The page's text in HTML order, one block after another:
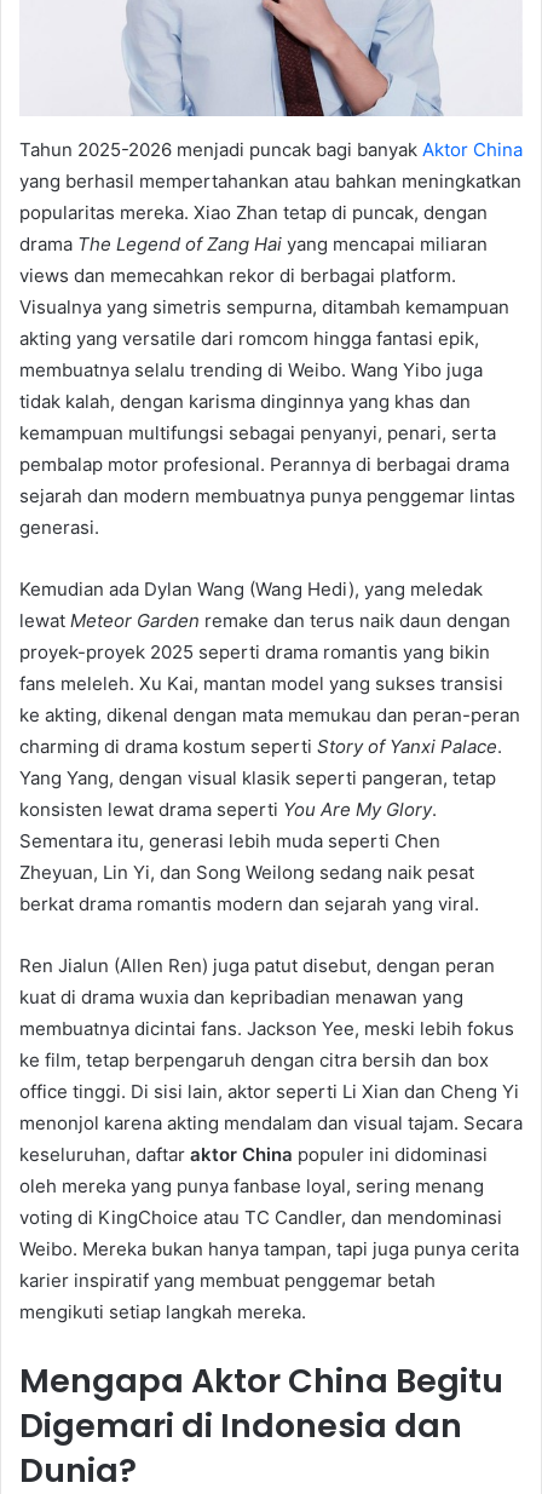
Tahun 2025-2026 menjadi puncak bagi banyak Aktor China
yang berhasil mempertahankan atau bahkan meningkatkan
popularitas mereka. Xiao Zhan tetap di puncak, dengan
drama The Legend of Zang Hai yang mencapai miliaran
views dan memecahkan rekor di berbagai platform.
Visualnya yang simetris sempurna, ditambah kemampuan
akting yang versatile dari romcom hingga fantasi epik,
membuatnya selalu trending di Weibo. Wang Yibo juga
tidak kalah, dengan karisma dinginnya yang khas dan
kemampuan multifungsi sebagai penyanyi, penari, serta
pembalap motor profesional. Perannya di berbagai drama
sejarah dan modern membuatnya punya penggemar lintas
generasi.
Kemudian ada Dylan Wang (Wang Hedi), yang meledak
lewat Meteor Garden remake dan terus naik daun dengan
proyek-proyek 2025 seperti drama romantis yang bikin
fans meleleh. Xu Kai, mantan model yang sukses transisi
ke akting, dikenal dengan mata memukau dan peran-peran
charming di drama kostum seperti Story of Yanxi Palace.
Yang Yang, dengan visual klasik seperti pangeran, tetap
konsisten lewat drama seperti You Are My Glory.
Sementara itu, generasi lebih muda seperti Chen
Zheyuan, Lin Yi, dan Song Weilong sedang naik pesat
berkat drama romantis modern dan sejarah yang viral.
Ren Jialun (Allen Ren) juga patut disebut, dengan peran
kuat di drama wuxia dan kepribadian menawan yang
membuatnya dicintai fans. Jackson Yee, meski lebih fokus
ke film, tetap berpengaruh dengan citra bersih dan box
office tinggi. Di sisi lain, aktor seperti Li Xian dan Cheng Yi
menonjol karena akting mendalam dan visual tajam. Secara
keseluruhan, daftar aktor China populer ini didominasi
oleh mereka yang punya fanbase loyal, sering menang
voting di KingChoice atau TC Candler, dan mendominasi
Weibo. Mereka bukan hanya tampan, tapi juga punya cerita
karier inspiratif yang membuat penggemar betah
mengikuti setiap langkah mereka.
Mengapa Aktor China Begitu
Digemari di Indonesia dan
Dunia?